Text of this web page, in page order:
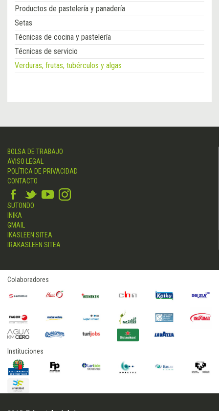
Productos de pastelería y panadería
Setas
Técnicas de cocina y pastelería
Técnicas de servicio
Verduras, frutas, tubérculos y algas
BOLSA DE TRABAJO
AVISO LEGAL
POLÍTICA DE PRIVACIDAD
CONTACTO
SUTONDO
INIKA
GMAIL
IKASLEEN SITEA
IRAKASLEEN SITEA
Colaboradores
Instituciones